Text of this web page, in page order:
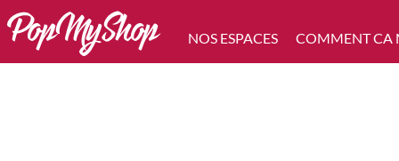
NOS ESPACES COMMENT CA